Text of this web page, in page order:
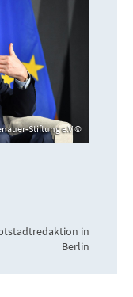
Stiftung e.V.
in
Berlin